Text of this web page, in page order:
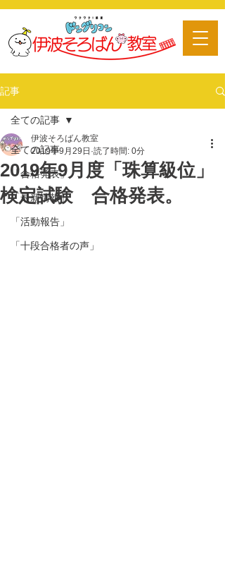
記事
全ての記事
「合格発表」
「最新情報」
「活動報告」
「十段合格者の声」
全ての記事
2019年9月度「珠算級位」
検定試験 合格発表。
伊波そろばん教室
2019年9月29日 読了時間: 0分